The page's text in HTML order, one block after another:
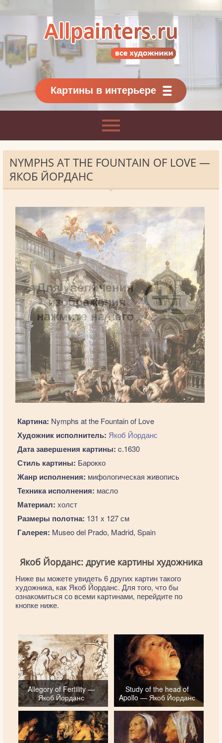
Картины классиков
и современников
Картины в интерьере
NYMPHS AT THE FOUNTAIN OF LOVE —
ЯКОБ ЙОРДАНС
Картина: Nymphs at the Fountain of Love
Художник исполнитель: Якоб Йорданс
Дата завершения картины: c.1630
Стиль картины: Барокко
Жанр исполнения: мифологическая живопись
Техника исполнения: масло
Материал: холст
Размеры полотна: 131 x 127 см
Галерея: Museo del Prado, Madrid, Spain
Якоб Йорданс: другие картины художника
Ниже вы можете увидеть 6 других картин такого
художника, как Якоб Йорданс. Для того, что бы
ознакомиться со всеми картинами, перейдите по
кнопке ниже.
Allegory of Fertility —
Якоб Йорданс
Study of the head of
Apollo — Якоб Йорданс